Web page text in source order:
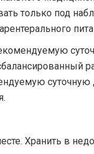
только под
суточную
Хранить в